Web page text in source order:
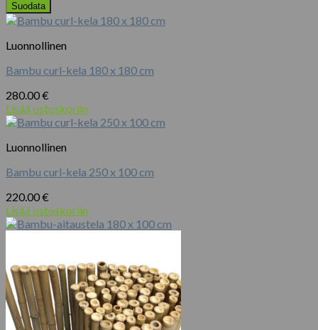
Suodata
Luonnollinen
Bambu curl-kela 180 x 180 cm
280.00€
Lisää ostoskoriin
Luonnollinen
Bambu curl-kela 250 x 100 cm
220.00€
Lisää ostoskoriin